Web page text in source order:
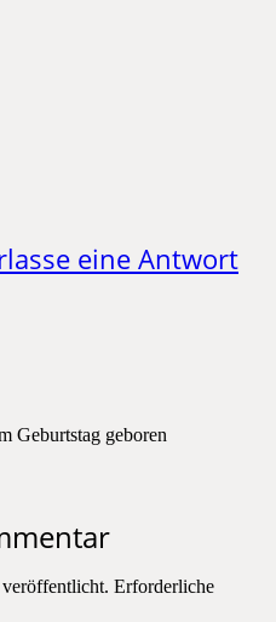
eine Antwort
Geburtstag geboren
Erforderliche